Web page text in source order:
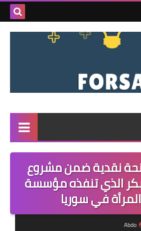
بحث
القائمة
مناقصات
فرص عمل داخل سوريا
فرص عمل في تركيا
30 منحة نقدية ضمن مشروع
الذي تنفذه مؤسسة
في سوريا
Abdo